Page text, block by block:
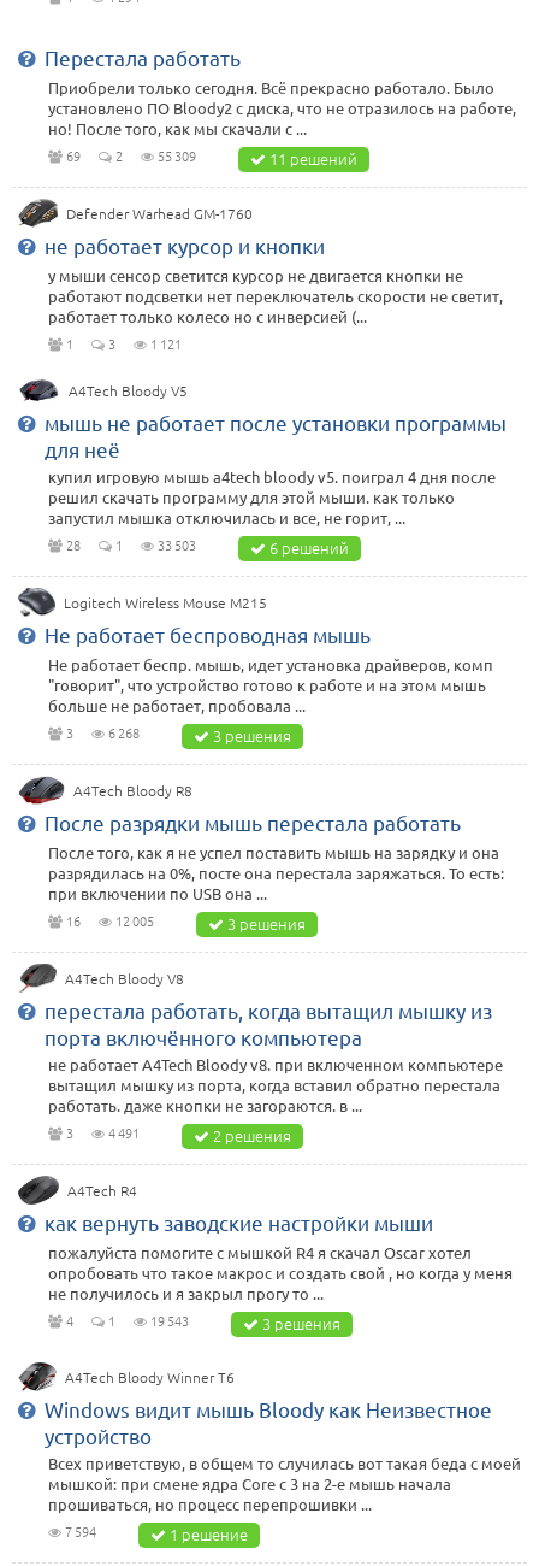
Перестала работать
Приобрели только сегодня. Всё прекрасно работало. Было
установлено ПО Bloody2 с диска, что не отразилось на работе,
но! После того, как мы скачали с ...
69 2 55 309 11 решений
Defender Warhead GM-1760
не работает курсор и кнопки
у мыши сенсор светится курсор не двигается кнопки не
работают подсветки нет переключатель скорости не светит,
работает только колесо но с инверсией (...
1 3 1 121
A4Tech Bloody V5
мышь не работает после установки программы
для неё
купил игровую мышь a4tech bloody v5. поиграл 4 дня после
решил скачать программу для этой мыши. как только
запустил мышка отключилась и все, не горит, ...
28 1 33 503 6 решений
Logitech Wireless Mouse M215
Не работает беспроводная мышь
Не работает беспр. мышь, идет установка драйверов, комп
"говорит", что устройство готово к работе и на этом мышь
больше не работает, пробовала ...
3 6 268 3 решения
A4Tech Bloody R8
После разрядки мышь перестала работать
После того, как я не успел поставить мышь на зарядку и она
разрядилась на 0%, посте она перестала заряжаться. То есть:
при включении по USB она ...
16 12 005 3 решения
A4Tech Bloody V8
перестала работать, когда вытащил мышку из
порта включённого компьютера
не работает A4Tech Bloody v8. при включенном компьютере
вытащил мышку из порта, когда вставил обратно перестала
работать. даже кнопки не загораются. в ...
3 4 491 2 решения
A4Tech R4
как вернуть заводские настройки мыши
пожалуйста помогите с мышкой R4 я скачал Oscar хотел
опробовать что такое макрос и создать свой , но когда у меня
не получилось и я закрыл прогу то ...
4 1 19 543 3 решения
A4Tech Bloody Winner T6
Windows видит мышь Bloody как Неизвестное
устройство
Всех приветствую, в общем то случилась вот такая беда с моей
мышкой: при смене ядра Core с 3 на 2-е мышь начала
прошиваться, но процесс перепрошивки ...
7 594 1 решение